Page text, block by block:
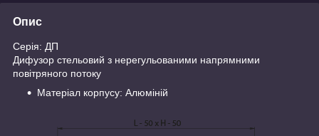
Опис
Серія: ДП
Дифузор стельовий з нерегульованими напрямними
повітряного потоку
Матеріал корпусу: Алюміній